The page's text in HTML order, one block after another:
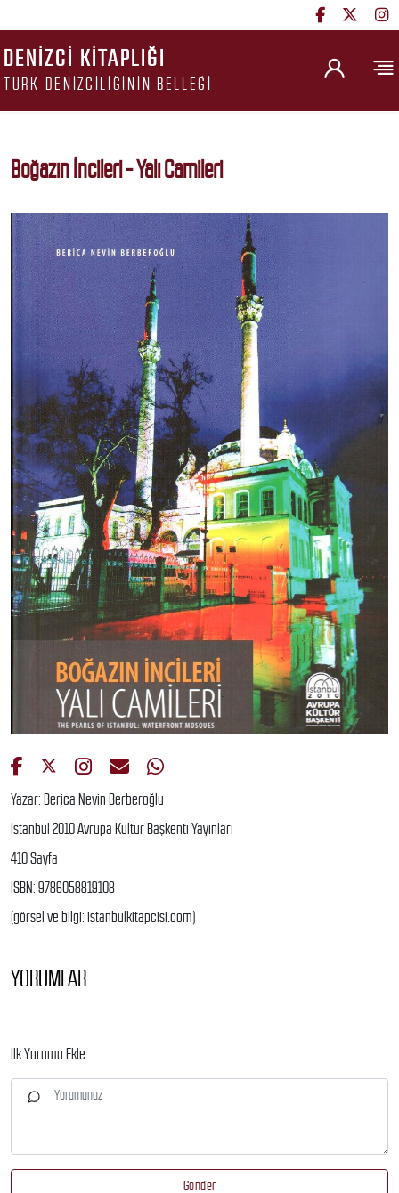
DENIZCI KITAPLIĞI
TÜRK DENIZCILIĞININ BELLEĞI
Boğazın İncileri - Yalı Camileri
Yazar: Berica Nevin Berberoğlu
İstanbul 2010 Avrupa Kültür Başkenti Yayınları
410 Sayfa
ISBN: 9786058819108
(görsel ve bilgi: istanbulkitapcisi.com)
YORUMLAR
İlk Yorumu Ekle
Gönder